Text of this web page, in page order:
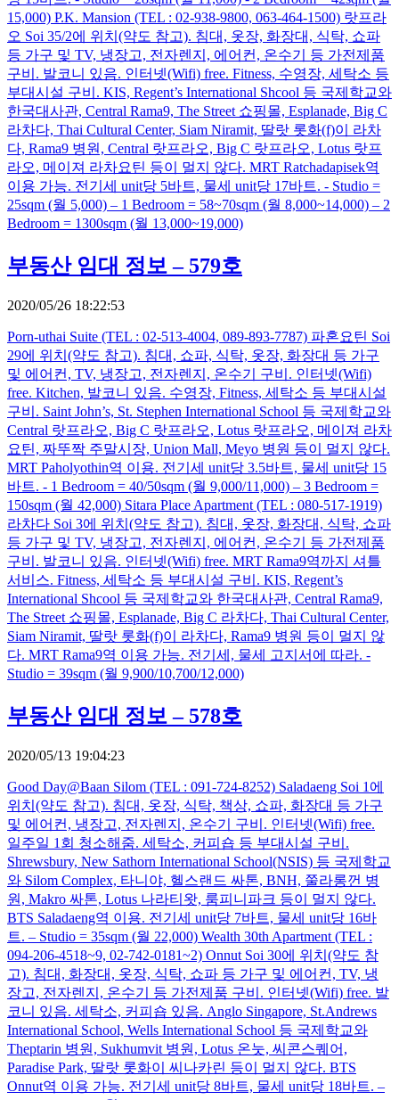
15,000) P.K. Mansion (TEL : 02-938-9800, 063-464-1500) 랏프라
오 Soi 35/2에 위치(약도 참고). 침대, 옷장, 화장대, 식탁, 쇼파
등 가구 및 TV, 냉장고, 전자렌지, 에어컨, 온수기 등 가전제품
구비. 발코니 있음. 인터넷(Wifi) free. Fitness, 수영장, 세탁소 등
부대시설 구비. KIS, Regent’s International Shcool 등 국제학교와
한국대사관, Central Rama9, The Street 쇼핑몰, Esplanade, Big C
라차다, Thai Cultural Center, Siam Niramit, 딸랏 롯화(f)이 라차
다, Rama9 병원, Central 랏프라오, Big C 랏프라오, Lotus 랏프
라오, 메이져 라차요틴 등이 멀지 않다. MRT Ratchadapisek역
이용 가능. 전기세 unit당 5바트, 물세 unit당 17바트. - Studio =
25sqm (월 5,000) – 1 Bedroom = 58~70sqm (월 8,000~14,000) – 2
Bedroom = 1300sqm (월 13,000~19,000)
부동산 임대 정보 – 579호
2020/05/26 18:22:53
Porn-uthai Suite (TEL : 02-513-4004, 089-893-7787) 파혼요틴 Soi
29에 위치(약도 참고). 침대, 쇼파, 식탁, 옷장, 화장대 등 가구
및 에어컨, TV, 냉장고, 전자렌지, 온수기 구비. 인터넷(Wifi)
free. Kitchen, 발코니 있음. 수영장, Fitness, 세탁소 등 부대시설
구비. Saint John’s, St. Stephen International School 등 국제학교와
Central 랏프라오, Big C 랏프라오, Lotus 랏프라오, 메이져 라차
요틴, 짜뚜짝 주말시장, Union Mall, Meyo 병원 등이 멀지 않다.
MRT Paholyothin역 이용. 전기세 unit당 3.5바트, 물세 unit당 15
바트. - 1 Bedroom = 40/50sqm (월 9,000/11,000) – 3 Bedroom =
150sqm (월 42,000) Sitara Place Apartment (TEL : 080-517-1919)
라차다 Soi 3에 위치(약도 참고). 침대, 옷장, 화장대, 식탁, 쇼파
등 가구 및 TV, 냉장고, 전자렌지, 에어컨, 온수기 등 가전제품
구비. 발코니 있음. 인터넷(Wifi) free. MRT Rama9역까지 셔틀
서비스. Fitness, 세탁소 등 부대시설 구비. KIS, Regent’s
International Shcool 등 국제학교와 한국대사관, Central Rama9,
The Street 쇼핑몰, Esplanade, Big C 라차다, Thai Cultural Center,
Siam Niramit, 딸랏 롯화(f)이 라차다, Rama9 병원 등이 멀지 않
다. MRT Rama9역 이용 가능. 전기세, 물세 고지서에 따라. -
Studio = 39sqm (월 9,900/10,700/12,000)
부동산 임대 정보 – 578호
2020/05/13 19:04:23
Good Day@Baan Silom (TEL : 091-724-8252) Saladaeng Soi 1에
위치(약도 참고). 침대, 옷장, 식탁, 책상, 쇼파, 화장대 등 가구
및 에어컨, 냉장고, 전자렌지, 온수기 구비. 인터넷(Wifi) free.
일주일 1회 청소해줌. 세탁소, 커피숍 등 부대시설 구비.
Shrewsbury, New Sathorn International School(NSIS) 등 국제학교
와 Silom Complex, 타니야, 헬스랜드 싸톤, BNH, 쭐라롱껀 병
원, Makro 싸톤, Lotus 나라티왓, 룸피니파크 등이 멀지 않다.
BTS Saladaeng역 이용. 전기세 unit당 7바트, 물세 unit당 16바
트. – Studio = 35sqm (월 22,000) Wealth 30th Apartment (TEL :
094-206-4518~9, 02-742-0181~2) Onnut Soi 30에 위치(약도 참
고). 침대, 화장대, 옷장, 식탁, 쇼파 등 가구 및 에어컨, TV, 냉
장고, 전자렌지, 온수기 등 가전제품 구비. 인터넷(Wifi) free. 발
코니 있음. 세탁소, 커피숍 있음. Anglo Singapore, St.Andrews
International School, Wells International School 등 국제학교와
Theptarin 병원, Sukhumvit 병원, Lotus 온눗, 씨콘스퀘어,
Paradise Park, 딸랏 롯화이 씨나카린 등이 멀지 않다. BTS
Onnut역 이용 가능. 전기세 unit당 8바트, 물세 unit당 18바트. –